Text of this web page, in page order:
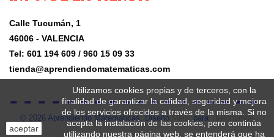
aceptar
Utilizamos cookies propias y de terceros, con la
finalidad de garantizar la calidad, seguridad y mejora
de los servicios ofrecidos a través de la misma. Si no
acepta la instalación de las cookies, pero continúa
utilizando nuestra página web, se entenderá que ha
Calle Tucumán, 1
46006 - VALENCIA
Tel: 601 194 609 / 960 15 09 33
tienda@aprendiendomatematicas.com
© 2026 Aprendiendo Matemáticas. DiseñoMeisiparaTealohamos